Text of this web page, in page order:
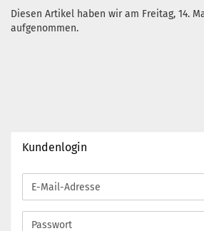
Diesen Artikel haben wir am Freitag, 14.
aufgenommen.
Kundenlogin
E-
Mail-
Adresse
Passwort